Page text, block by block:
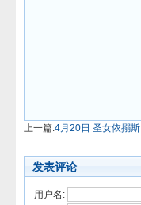
上一篇:4月20日 圣女依搦
发表评论
用户名: